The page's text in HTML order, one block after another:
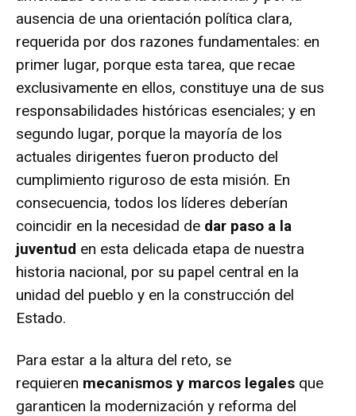
ausencia de una orientación política clara,
requerida por dos razones fundamentales: en
primer lugar, porque esta tarea, que recae
exclusivamente en ellos, constituye una de sus
responsabilidades históricas esenciales; y en
segundo lugar, porque la mayoría de los
actuales dirigentes fueron producto del
cumplimiento riguroso de esta misión. En
consecuencia, todos los líderes deberían
coincidir en la necesidad de dar paso a la
juventud en esta delicada etapa de nuestra
historia nacional, por su papel central en la
unidad del pueblo y en la construcción del
Estado.
Para estar a la altura del reto, se
requieren mecanismos y marcos legales que
garanticen la modernización y reforma del